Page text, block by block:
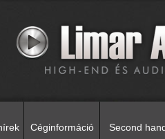
Céginformáció Second